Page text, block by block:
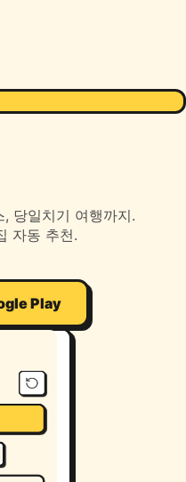
당일치기 여행까지.
자동 추천.
Play